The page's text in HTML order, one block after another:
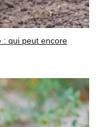
: qui peut encore